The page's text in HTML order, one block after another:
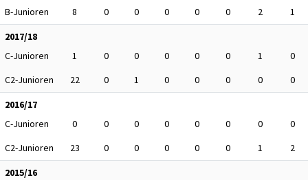
B-Junioren
8 0 0 0 0 0 2
1
2017/18
C-Junioren
1 0 0 0 0 0 1
0
C2-Junioren
22 0 1 0 0 0 0
0
2016/17
C-Junioren
0 0 0 0 0 0 0
0
C2-Junioren
23 0 0 0 0 0 1
2
2015/16